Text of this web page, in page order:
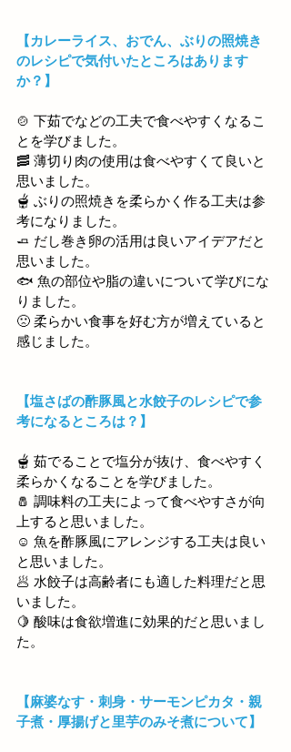
【カレーライス、おでん、ぶりの照焼き
のレシピで気付いたところはあります
か？】
🍲 下茹でなどの工夫で食べやすくなるこ
とを学びました。
🥓 薄切り肉の使用は食べやすくて良いと
思いました。
🫕 ぶりの照焼きを柔らかく作る工夫は参
考になりました。
🧈 だし巻き卵の活用は良いアイデアだと
思いました。
🐟 魚の部位や脂の違いについて学びにな
りました。
🙁 柔らかい食事を好む方が増えていると
感じました。
【塩さばの酢豚風と水餃子のレシピで参
考になるところは？】
🫕 茹でることで塩分が抜け、食べやすく
柔らかくなることを学びました。
🧂 調味料の工夫によって食べやすさが向
上すると思いました。
☺️ 魚を酢豚風にアレンジする工夫は良い
と思いました。
🥟 水餃子は高齢者にも適した料理だと思
いました。
🍋 酸味は食欲増進に効果的だと思いまし
た。
【麻婆なす・刺身・サーモンピカタ・親
子煮・厚揚げと里芋のみそ煮について】